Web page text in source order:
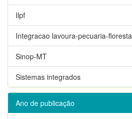
Ilpf
Integracao lavoura-pecuaria-floresta
Sinop-MT
Sistemas integrados
Ano de publicação